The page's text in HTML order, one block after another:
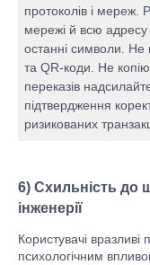
протоколів і мереж.
мережі й всю
останні символи.
та QR-коди. Не
переказів
підтвердження
ризикованих
6) Схильність до
інженерії
Користувачі
психологічним